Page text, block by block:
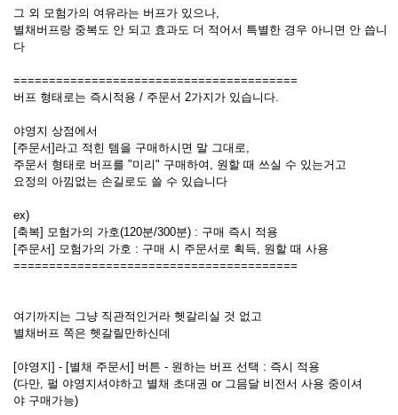
그 외 모험가의 여유라는 버프가 있으나,
별채버프랑 중복도 안 되고 효과도 더 적어서 특별한 경우 아니면 안 씁니
다
========================================
버프 형태로는 즉시적용 / 주문서 2가지가 있습니다.
야영지 상점에서
[주문서]라고 적힌 템을 구매하시면 말 그대로,
주문서 형태로 버프를 "미리" 구매하여, 원할 때 쓰실 수 있는거고
요정의 아낌없는 손길로도 쓸 수 있습니다
ex)
[축복] 모험가의 가호(120분/300분) : 구매 즉시 적용
[주문서] 모험가의 가호 : 구매 시 주문서로 획득, 원할 때 사용
========================================
여기까지는 그냥 직관적인거라 헷갈리실 것 없고
별채버프 쪽은 헷갈릴만하신데
[야영지] - [별채 주문서] 버튼 - 원하는 버프 선택 : 즉시 적용
(다만, 펄 야영지셔야하고 별채 초대권 or 그믐달 비전서 사용 중이셔
야 구매가능)